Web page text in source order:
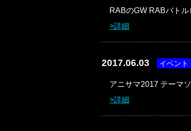
RABのGW RABバト
詳細
2017.06.03 イベント
アニサマ2017 テーマ
詳細